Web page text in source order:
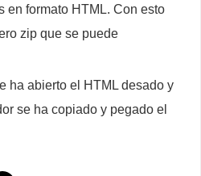
en formato HTML. Con esto
zip que se puede
ha abierto el HTML desado y
se ha copiado y pegado el